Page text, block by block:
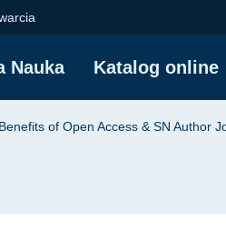
Nauka Katalog online
Benefits of Open Access & SN Author